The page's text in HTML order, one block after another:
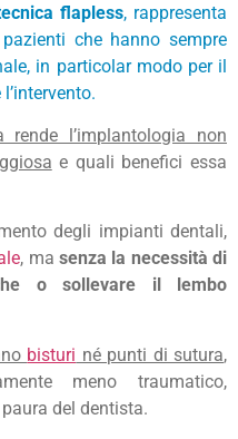
flapless, rappresenta
che hanno sempre
in particolar modo per il
rende l’implantologia non
e quali benefici essa
degli impianti dentali,
, masenza la necessità di
o sollevare il lembo
bisturi né punti di sutura,
meno traumatico,
del dentista.